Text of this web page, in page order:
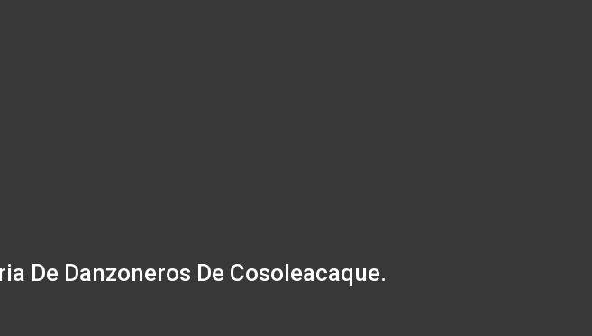
De Danzoneros De Cosoleacaque.